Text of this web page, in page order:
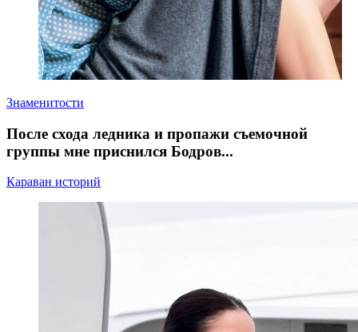
Знаменитости
После схода ледника и пропажи съемочной
группы мне приснился Бодров...
Караван историй